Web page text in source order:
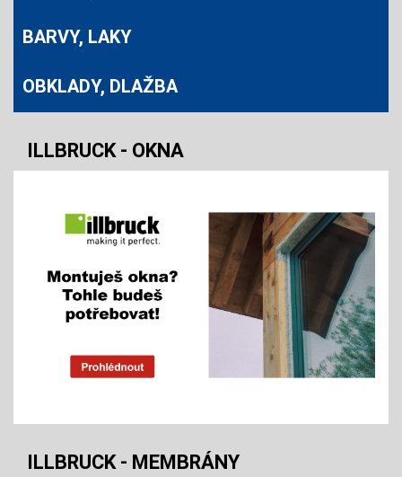
BARVY, LAKY
OBKLADY, DLAŽBA
ILLBRUCK - OKNA
ILLBRUCK - MEMBRÁNY